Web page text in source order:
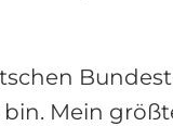
Mein